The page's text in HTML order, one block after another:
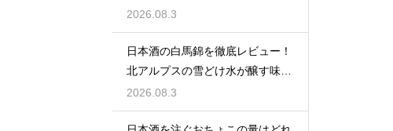
ツ
2026.08.3
日本酒の白馬錦を徹底レビュー！
北アルプスの雪どけ水が醸す味の
口コミ
2026.08.3